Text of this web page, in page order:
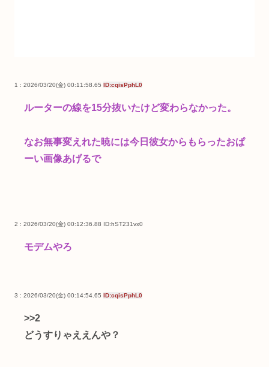
1 : 2026/03/20(金) 00:11:58.65 ID:cqisPphL0
ルーターの線を15分抜いたけど変わらなかった。
なお無事変えれた暁には今日彼女からもらったおぱ
ーい画像あげるで
2 : 2026/03/20(金) 00:12:36.88 ID:hST231vx0
モデムやろ
3 : 2026/03/20(金) 00:14:54.65 ID:cqisPphL0
>>2
どうすりゃええんや？